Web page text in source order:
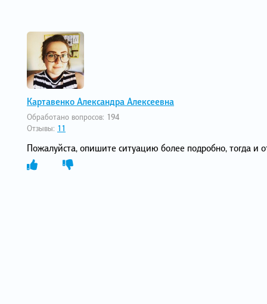
Картавенко Александра Алексеевна
Обработано вопросов: 194
Отзывы: 11
Пожалуйста, опишите ситуацию более подробно, тогда и